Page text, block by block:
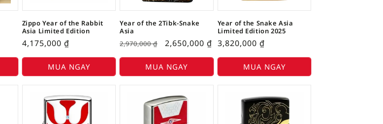
Zippo Year of the Rabbit
Asia Limited Edition
4,175,000 ₫
MUA NGAY
Year of the 2Tibk-Snake
Asia
2,970,000₫ 2,650,000 ₫
MUA NGAY
Year of the Snake Asia
Limited Edition 2025
3,820,000 ₫
MUA NGAY